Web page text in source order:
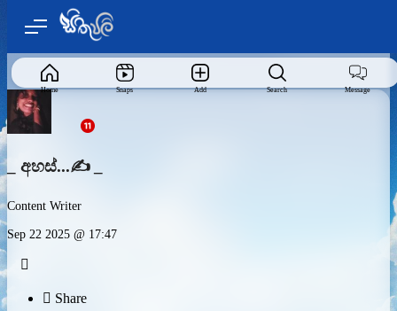
Home Snaps Add Search Message
_ අහස්...✍️ _
Content Writer
Sep 22 2025 @ 17:47

 Share